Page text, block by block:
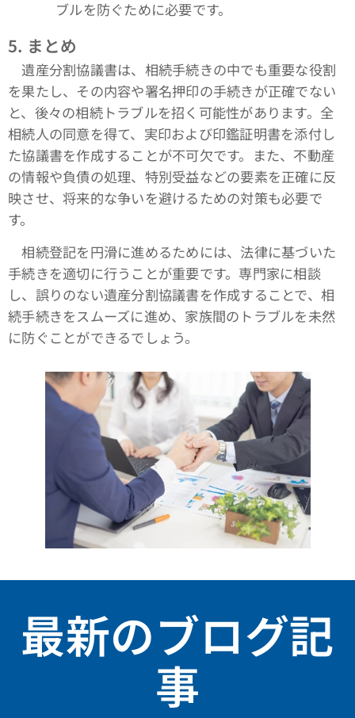
ブルを防ぐために必要です。
5. まとめ
遺産分割協議書は、相続手続きの中でも重要な役割
を果たし、その内容や署名押印の手続きが正確でない
と、後々の相続トラブルを招く可能性があります。全
相続人の同意を得て、実印および印鑑証明書を添付し
た協議書を作成することが不可欠です。また、不動産
の情報や負債の処理、特別受益などの要素を正確に反
映させ、将来的な争いを避けるための対策も必要で
す。
相続登記を円滑に進めるためには、法律に基づいた
手続きを適切に行うことが重要です。専門家に相談
し、誤りのない遺産分割協議書を作成することで、相
続手続きをスムーズに進め、家族間のトラブルを未然
に防ぐことができるでしょう。
最新のブログ記
事